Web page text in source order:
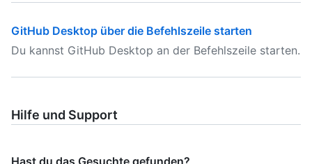
GitHub Desktop über die Befehlszeile starten
Du kannst GitHub Desktop an der Befehlszeile starten.
Hilfe und Support
Hast du das Gesuchte gefunden?